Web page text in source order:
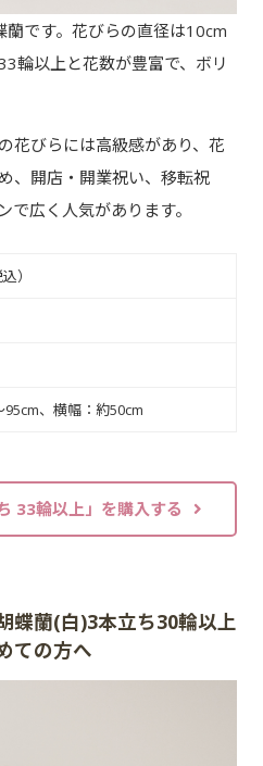
です。花びらの直径は10cm
輪以上と花数が豊富で、ボリ
花びらには高級感があり、花
、開店・開業祝い、移転祝
で広く人気があります。
）
95cm、横幅：約50cm
33輪以上」を購入する
蝶蘭(白)3本立ち30輪以上
ての方へ